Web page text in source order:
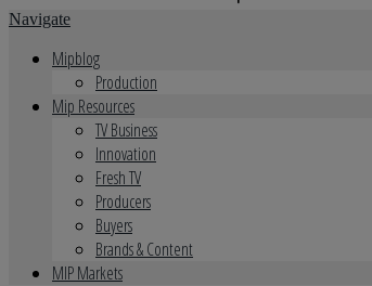
Navigate
Mipblog
Production
Mip Resources
TV Business
Innovation
Fresh TV
Producers
Buyers
Brands & Content
MIP Markets